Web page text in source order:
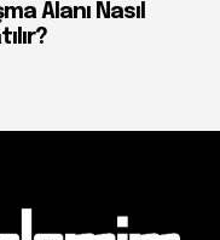
Alanı Nasıl